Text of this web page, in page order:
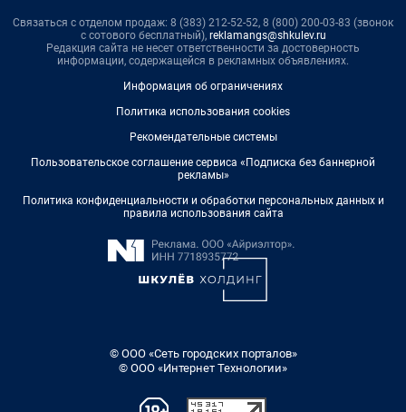
Связаться с отделом продаж: 8 (383) 212-52-52, 8 (800) 200-03-83 (звонок
с сотового бесплатный), reklamangs@shkulev.ru
Редакция сайта не несет ответственности за достоверность
информации, содержащейся в рекламных объявлениях.
Информация об ограничениях
Политика использования cookies
Рекомендательные системы
Пользовательское соглашение сервиса «Подписка без баннерной
рекламы»
Политика конфиденциальности и обработки персональных данных и
правила использования сайта
© ООО «Сеть городских порталов»
© ООО «Интернет Технологии»